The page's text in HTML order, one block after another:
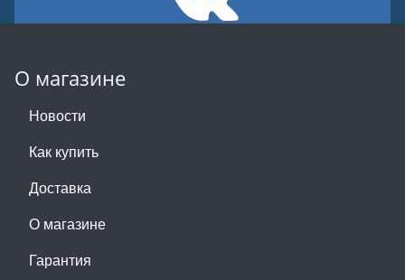
О магазине
Новости
Как купить
Доставка
О магазине
Гарантия